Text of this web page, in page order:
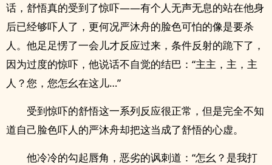
话，舒悟真的受到了惊吓——有个人无声无息的站在他身
后已经够吓人了，更何况严沐舟的脸色可怕的像是要杀
人。他足足愣了一会儿才反应过来，条件反射的跪下了，
因为过度的惊吓，他说话不自觉的结巴：“主主，主，主
人？您，您怎幺在这儿…”
受到惊吓的舒悟这一系列反应很正常，但是完全不知
道自己脸色吓人的严沐舟却把这当成了舒悟的心虚。
他冷冷的勾起唇角，恶劣的讽刺道：“怎幺？是我打